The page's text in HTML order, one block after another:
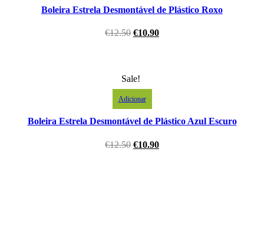
Boleira Estrela Desmontável de Plástico Roxo
€12.50 €10.90
Sale!
Adicionar
Boleira Estrela Desmontável de Plástico Azul Escuro
€12.50 €10.90